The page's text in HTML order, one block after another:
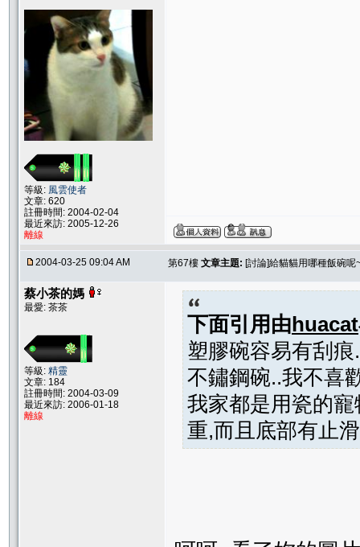
等級: 風雲使者
文章: 620
註冊時間: 2004-02-04
最近來訪: 2005-12-26
離線
2004-03-25 09:04 AM 第67樓 文章主題: [討論]給貓貓用哪種飯碗呢
蔡小茶的媽
最愛: 茶茶
等級: 精靈
文章: 184
註冊時間: 2004-03-09
最近來訪: 2006-01-18
離線
下面引用由huacat
塑膠碗容易有刮
不鏽鋼碗..我不喜
我家都是用瓷的
重,而且底部有止